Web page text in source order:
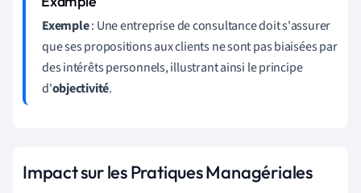
Exemple: Une entreprise de consultance doit s'assurer
que ses propositions aux clients ne sont pas biaisées par
des intérêts personnels, illustrant ainsi le principe
d'objectivité.
Impact sur les Pratiques Managériales